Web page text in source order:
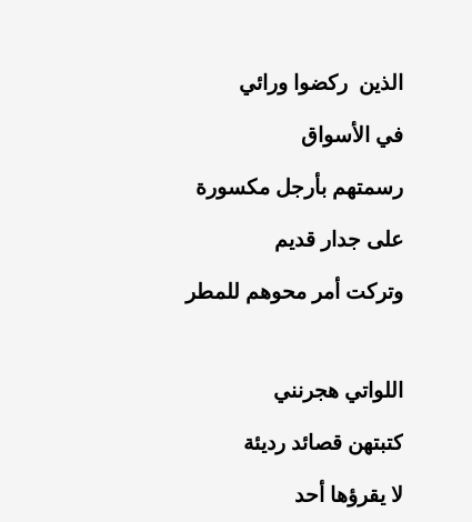
‏الذين ركضوا ورائي
‏في الأسواق
‏رسمتهم بأرجل مكسورة
‏على جدار قديم
‏وتركت أمر محوهم للمطر
‏اللواتي هجرنني
‏كتبتهن قصائد رديئة
‏لا يقرؤها أحد